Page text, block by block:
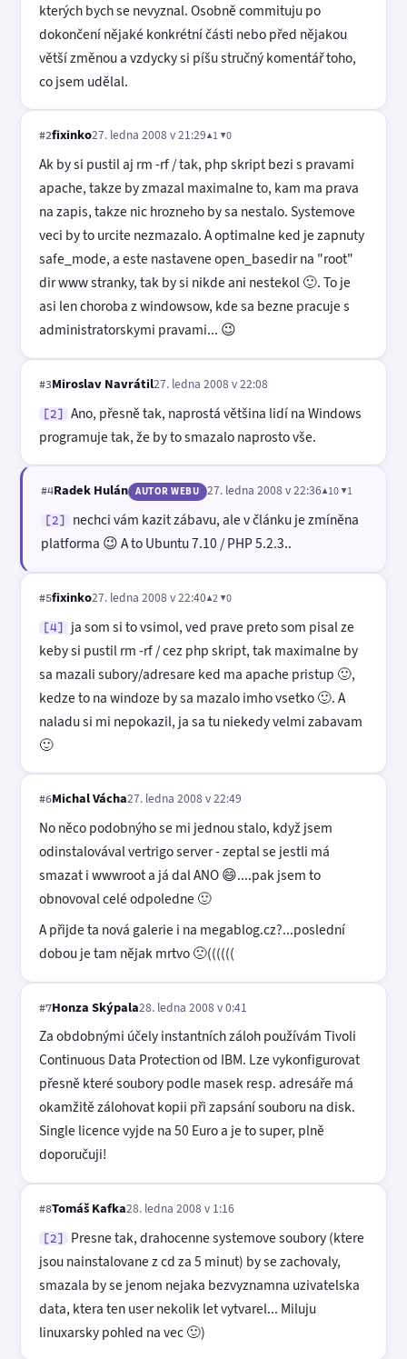
kterých bych se nevyznal. Osobně commituju po
dokončení nějaké konkrétní části nebo před nějakou
větší změnou a vzdycky si píšu stručný komentář toho,
co jsem udělal.
#2fixinko27. ledna 2008 v 21:29▲1 ▼0
Ak by si pustil aj rm -rf / tak, php skript bezi s pravami
apache, takze by zmazal maximalne to, kam ma prava
na zapis, takze nic hrozneho by sa nestalo. Systemove
veci by to urcite nezmazalo. A optimalne ked je zapnuty
safe_mode, a este nastavene open_basedir na "root"
dir www stranky, tak by si nikde ani nestekol 🙂. To je
asi len choroba z windowsow, kde sa bezne pracuje s
administratorskymi pravami... 😉
#3Miroslav Navrátil27. ledna 2008 v 22:08
[2]
Ano, přesně tak, naprostá většina lidí na Windows
programuje tak, že by to smazalo naprosto vše.
#4Radek Hulán AUTOR WEBU 27. ledna 2008 v 22:36▲10 ▼1
[2]
nechci vám kazit zábavu, ale v článku je zmíněna
platforma 😉 A to Ubuntu 7.10 / PHP 5.2.3..
#5fixinko27. ledna 2008 v 22:40▲2 ▼0
[4]
ja som si to vsimol, ved prave preto som pisal ze
keby si pustil rm -rf / cez php skript, tak maximalne by
sa mazali subory/adresare ked ma apache pristup 🙂,
kedze to na windoze by sa mazalo imho vsetko 🙂. A
naladu si mi nepokazil, ja sa tu niekedy velmi zabavam
🙂
#6Michal Vácha27. ledna 2008 v 22:49
No něco podobnýho se mi jednou stalo, když jsem
odinstalovával vertrigo server - zeptal se jestli má
smazat i wwwroot a já dal ANO 😄....pak jsem to
obnovoval celé odpoledne 🙂
A přijde ta nová galerie i na megablog.cz?...poslední
dobou je tam nějak mrtvo 🙁((((((
#7Honza Skýpala28. ledna 2008 v 0:41
Za obdobnými účely instantních záloh používám Tivoli
Continuous Data Protection od IBM. Lze vykonfigurovat
přesně které soubory podle masek resp. adresáře má
okamžitě zálohovat kopii při zapsání souboru na disk.
Single licence vyjde na 50 Euro a je to super, plně
doporučuji!
#8Tomáš Kafka28. ledna 2008 v 1:16
[2]
Presne tak, drahocenne systemove soubory (ktere
jsou nainstalovane z cd za 5 minut) by se zachovaly,
smazala by se jenom nejaka bezvyznamna uzivatelska
data, ktera ten user nekolik let vytvarel... Miluju
linuxarsky pohled na vec 🙂)